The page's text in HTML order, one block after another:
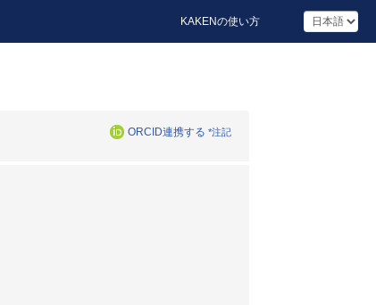
KAKENの使い方
ORCID連携する *注記